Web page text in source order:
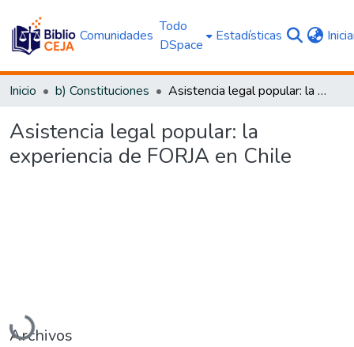
Comunidades
Todo
DSpace
Estadísticas
Inicio b) Constituciones Asistencia legal popular: la experiencia de FORJA en Chile
Asistencia legal popular: la
experiencia de FORJA en Chile
Cargando...
Archivos